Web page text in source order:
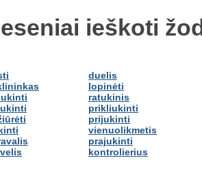
ieškoti
duelis
lopinėti
ratukinis
prikliukinti
prijukinti
vienuolikmetis
prajukinti
kontrolierius